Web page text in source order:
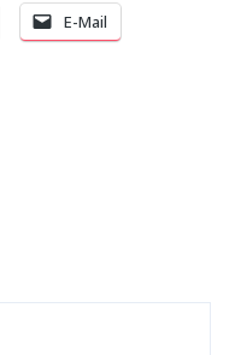
E-Mail